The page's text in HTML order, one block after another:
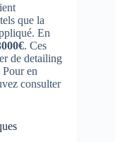
que la
En
. Ces
de detailing
en
consulter